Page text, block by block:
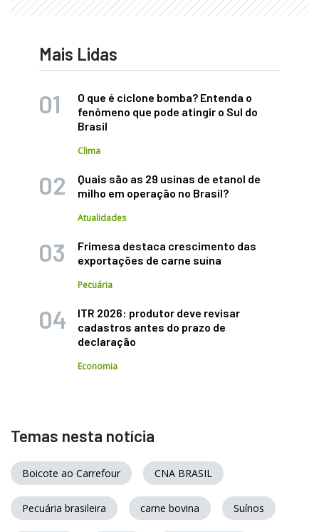
Mais Lidas
O que é ciclone bomba? Entenda o
fenômeno que pode atingir o Sul do
Brasil
Clima
Quais são as 29 usinas de etanol de
milho em operação no Brasil?
Atualidades
Frimesa destaca crescimento das
exportações de carne suína
Pecuária
ITR 2026: produtor deve revisar
cadastros antes do prazo de
declaração
Economia
Temas nesta notícia
Boicote ao Carrefour CNA BRASIL
Pecuária brasileira carne bovina Suínos